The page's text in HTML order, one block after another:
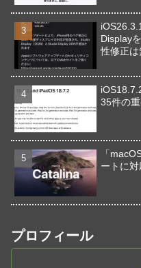
Display
性修正は
35件の
「
ートに
プロフィール